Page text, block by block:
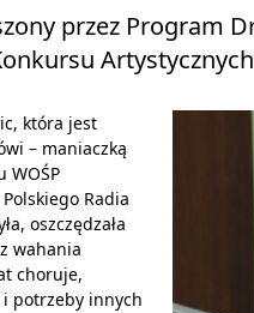
przez Program
która jest
– maniaczką
WOŚP
Radia
oszczędzała
wahania
choruje,
potrzeby innych